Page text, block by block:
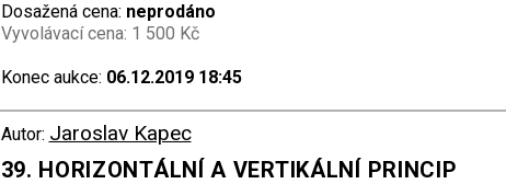
Dosažená cena: neprodáno
Vyvolávací cena: 1 500 Kč
Konec aukce: 06.12.2019 18:45
Autor: Jaroslav Kapec
39. HORIZONTÁLNÍ A VERTIKÁLNÍ PRINCIP